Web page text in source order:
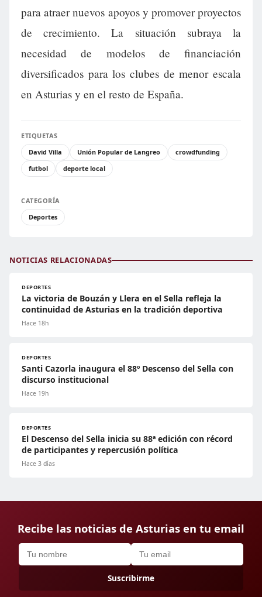
para atraer nuevos apoyos y promover proyectos
de crecimiento. La situación subraya la
necesidad de modelos de financiación
diversificados para los clubes de menor escala
en Asturias y en el resto de España.
ETIQUETAS
David Villa
Unión Popular de Langreo
crowdfunding
futbol
deporte local
CATEGORÍA
Deportes
NOTICIAS RELACIONADAS
DEPORTES
La victoria de Bouzán y Llera en el Sella refleja la
continuidad de Asturias en la tradición deportiva
Hace 18h
DEPORTES
Santi Cazorla inaugura el 88º Descenso del Sella con
discurso institucional
Hace 19h
DEPORTES
El Descenso del Sella inicia su 88ª edición con récord
de participantes y repercusión política
Hace 3 días
Recibe las noticias de Asturias en tu email
Suscribirme